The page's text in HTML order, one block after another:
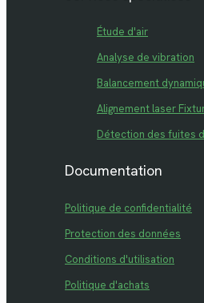
Étude d'air
Analyse de vibration
Balancement
Alignement laser
Détection des fuites
Documentation
Politique de confidentialité
Protection des données
Conditions d'utilisation
Politique d'achats